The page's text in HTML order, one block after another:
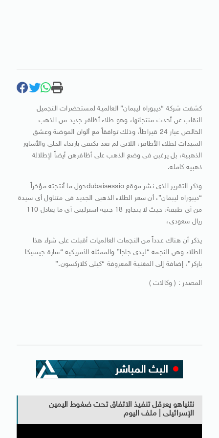
كشفت شركة “ديبوراه ليبمان” العالمية لمستحضرات التجميل
النقاب عن أحدث منتجاتها، وهو طلاء أظافر جديد من الذهب
الخالص عيار 24 قيراطاً، وذلك توافقاً مع ألوان الموضة وعشق
السيدات لطلاء الأظافر، اللاتى لم تعد تكتفى بارتداء الحلى والأساور
الذهبية، بل يرغبن فى وضع الذهب على أظافرهن أيضاً لإطلالة
ذهبية كاملة.
وذكر التقرير الذى نشر موقع dubaisessioحول ما أنتجته مؤخراً
“ديبوراه ليبمان”، أن سعر الطلاء الذهبى الجديد فى متناول أى سيدة
من أى طبقة، حيث لا يتجاوز 18 جنيه استرلينى أى ما يعادل 110
ريال سعودى،
يذكر أن هناك عدداً من النجمات العالميات أقبلت على شراء هذا
الطلاء وهن النجمة “ليدى جاجا” والممثلة الأمريكية “سارة جيسيكا
باركر”، إضافة إلى المغنية المعروفة “كيلى كلاركسون.”
المصدر : ( وكالات )
نتنياهو يعرقل تنفيذ الاتفاق تحت ضغوط اليمين
الإسرائيلى | ملف اليوم